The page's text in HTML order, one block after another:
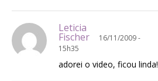
Leticia
Fischer
16/11/2009 -
15h35
adorei o video, ficou linda!